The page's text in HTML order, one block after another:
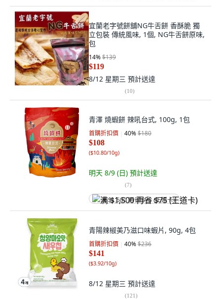
宜蘭老字號餅舖NG牛舌餅 香酥脆 獨
立包裝 傳統風味, 1個, NG牛舌餅原味,
包
14%$139
$119
8/12 星期三 預計送達
(10)
青澤 燒蝦餅 辣吼台式, 100g, 1包
首購折扣價 40%$180
$108
($10.80/10g)
明天 8/9 (日) 預計送達
(7)
满 $1,500 再省 $75 (王道卡)
青陽辣椒美乃滋口味蝦片, 90g, 4包
首購折扣價 40%$236
$141
($3.92/10g)
8/12 星期三 預計送達
(121)